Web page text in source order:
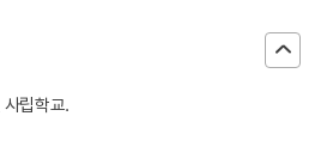
립학교.